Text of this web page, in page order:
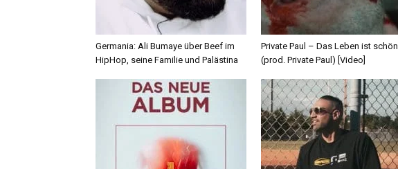
Germania: Ali Bumaye über Beef im
HipHop, seine Familie und Palästina
Private Paul – Das Leben ist schön
(prod. Private Paul) [Video]